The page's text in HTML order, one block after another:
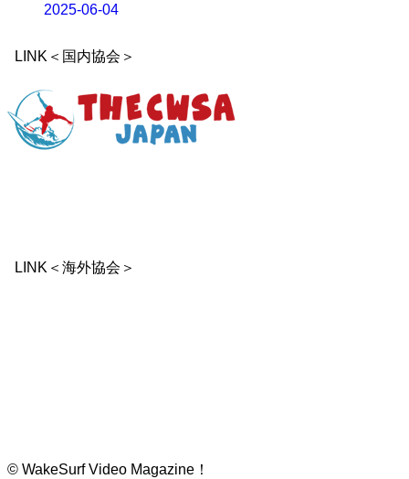
2025-06-04
LINK＜国内協会＞
LINK＜海外協会＞
© WakeSurf Video Magazine！